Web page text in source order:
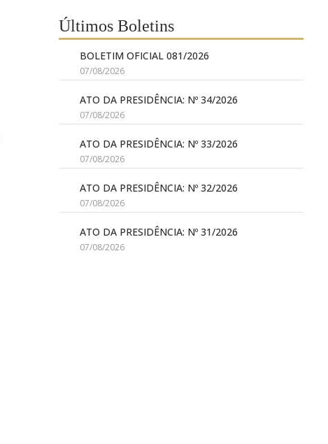
Últimos Boletins
BOLETIM OFICIAL 081/2026
07/08/2026
ATO DA PRESIDÊNCIA: Nº 34/2026
07/08/2026
ATO DA PRESIDÊNCIA: Nº 33/2026
07/08/2026
ATO DA PRESIDÊNCIA: Nº 32/2026
07/08/2026
ATO DA PRESIDÊNCIA: Nº 31/2026
07/08/2026